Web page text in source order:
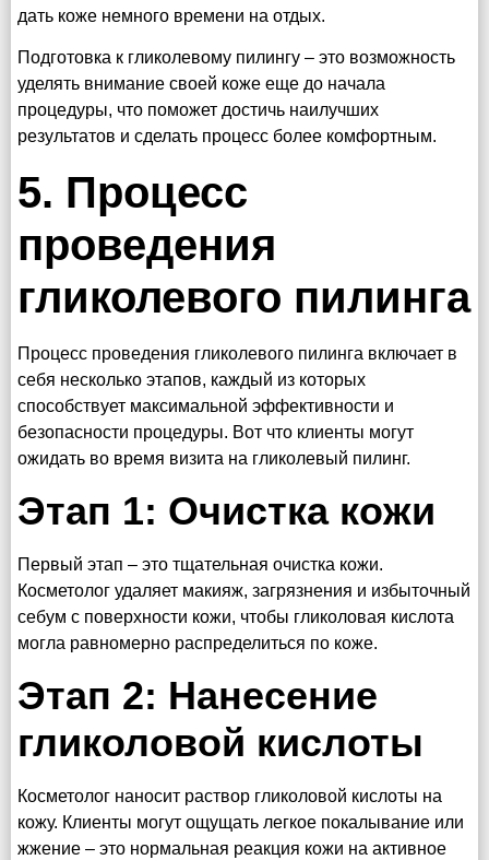
дать коже немного времени на отдых.
Подготовка к гликолевому пилингу – это возможность
уделять внимание своей коже еще до начала
процедуры, что поможет достичь наилучших
результатов и сделать процесс более комфортным.
5. Процесс
проведения
гликолевого пилинга
Процесс проведения гликолевого пилинга включает в
себя несколько этапов, каждый из которых
способствует максимальной эффективности и
безопасности процедуры. Вот что клиенты могут
ожидать во время визита на гликолевый пилинг.
Этап 1: Очистка кожи
Первый этап – это тщательная очистка кожи.
Косметолог удаляет макияж, загрязнения и избыточный
себум с поверхности кожи, чтобы гликоловая кислота
могла равномерно распределиться по коже.
Этап 2: Нанесение
гликоловой кислоты
Косметолог наносит раствор гликоловой кислоты на
кожу. Клиенты могут ощущать легкое покалывание или
жжение – это нормальная реакция кожи на активное